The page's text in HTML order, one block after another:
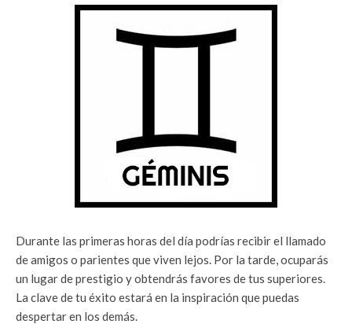
Durante las primeras horas del día podrías recibir el llamado
de amigos o parientes que viven lejos. Por la tarde, ocuparás
un lugar de prestigio y obtendrás favores de tus superiores.
La clave de tu éxito estará en la inspiración que puedas
despertar en los demás.